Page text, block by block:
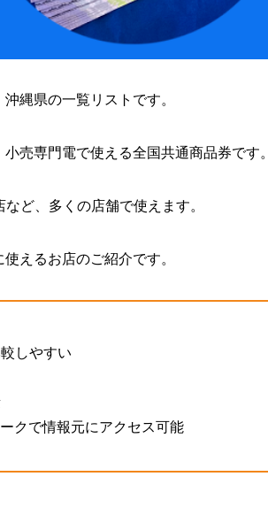
沖縄県の一覧リストです。
売専門電で使える全国共通商品券です。
ど、多くの店舗で使えます。
えるお店のご紹介です。
しやすい
クで情報元にアクセス可能